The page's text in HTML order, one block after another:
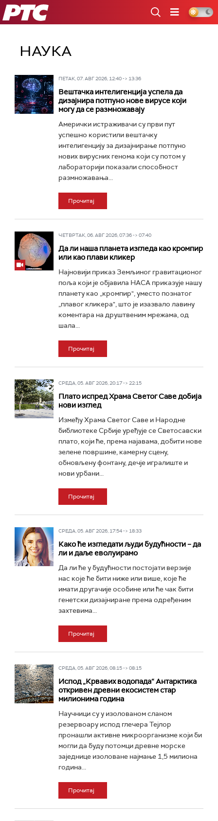
РТС
НАУКА
ПЕТАК, 07. АВГ 2026, 12:40 -> 13:36
Вештачка интелигенција успела да
дизајнира потпуно нове вирусе који
могу да се размножавају
Амерички истраживачи су први пут
успешно користили вештачку
интелигенцију за дизајнирање потпуно
нових вирусних генома који су потом у
лабораторији показали способност
размножавања...
Прочитај
ЧЕТВРТАК, 06. АВГ 2026, 07:36 -> 07:40
Да ли наша планета изгледа као кромпир
или као плави кликер
Најновији приказ Земљиног гравитационог
поља који је објавила НАСА приказује нашу
планету као „кромпир", уместо познатог
„плавог кликера", што је изазвало лавину
коментара на друштвеним мрежама, од
шала...
Прочитај
СРЕДА, 05. АВГ 2026, 20:17 -> 22:15
Плато испред Храма Светог Саве добија
нови изглед
Између Храма Светог Саве и Народне
библиотеке Србије уређује се Светосавски
плато, који ће, према најавама, добити нове
зелене површине, камерну сцену,
обновљену фонтану, дечје игралиште и
нови урбани...
Прочитај
СРЕДА, 05. АВГ 2026, 17:54 -> 18:33
Како ће изгледати људи будућности – да
ли и даље еволуирамо
Да ли ће у будућности постојати верзије
нас које ће бити ниже или више, које ће
имати другачије особине или ће чак бити
генетски дизајниране према одређеним
захтевима...
Прочитај
СРЕДА, 05. АВГ 2026, 08:15 -> 08:15
Испод „Крвавих водопада“ Антарктика
откривен древни екосистем стар
милионима година
Научници су у изолованом сланом
резервоару испод глечера Тејлор
пронашли активне микроорганизме који би
могли да буду потомци древне морске
заједнице изоловане најмање 1,5 милиона
година...
Прочитај